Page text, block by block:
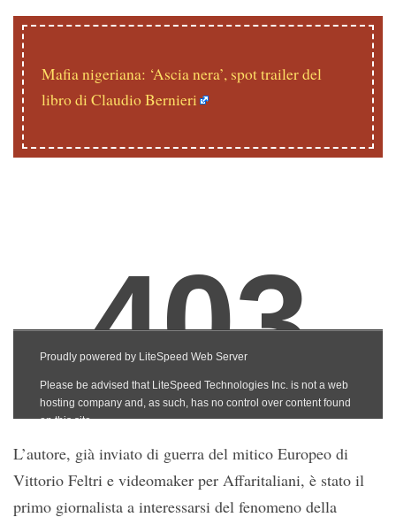
Mafia nigeriana: ‘Ascia nera’, spot trailer del
libro di Claudio Bernieri
L’autore, già inviato di guerra del mitico Europeo di
Vittorio Feltri e videomaker per Affaritaliani, è stato il
primo giornalista a interessarsi del fenomeno della